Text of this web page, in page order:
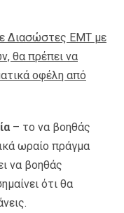
Διασώστες EMT με
θα πρέπει να
οφέλη από
– το να βοηθάς
ωραίο πράγμα
να βοηθάς
ότι θα